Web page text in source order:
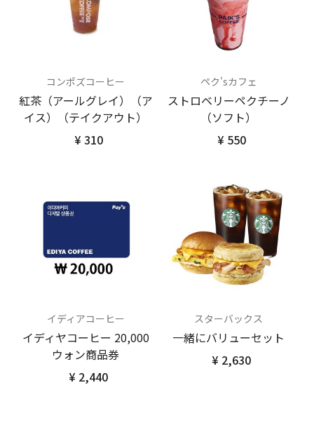
コンポズコーヒー
紅茶（アールグレイ）（ア
イス）（テイクアウト）
¥ 310
ペク'sカフェ
ストロベリーペクチーノ
（ソフト）
¥ 550
イディアコーヒー
イディヤコーヒー 20,000
ウォン商品券
¥ 2,440
スターバックス
一緒にバリューセット
¥ 2,630